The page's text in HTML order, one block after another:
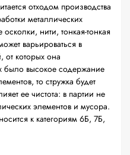
отходом производства
металлических
нити, тонкая-тонкая
варьироваться в
от которых она
было высокое содержание
то стружка будет
ее чистота: в партии не
элементов и мусора.
к категориям 6Б, 7Б,